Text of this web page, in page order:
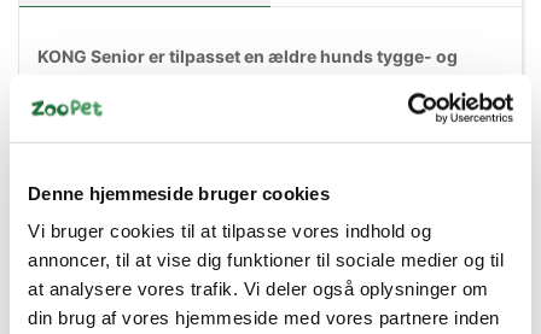
Denne hjemmeside bruger cookies
Vi bruger cookies til at tilpasse vores indhold og
annoncer, til at vise dig funktioner til sociale medier og til
at analysere vores trafik. Vi deler også oplysninger om
din brug af vores hjemmeside med vores partnere inden
KONG Senior er tilpasset en ældre hunds tygge- og
tilfredsstiller hundens naturlige instinkter
KONG Seniors gummisammensætning er tilpasset en
ældre hunds tygge- og legebehov
Special KONG gummi til ældre hunde